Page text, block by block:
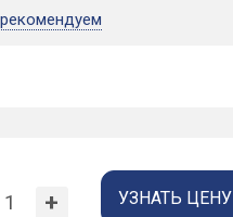
+ УЗНАТЬ ЦЕНУ